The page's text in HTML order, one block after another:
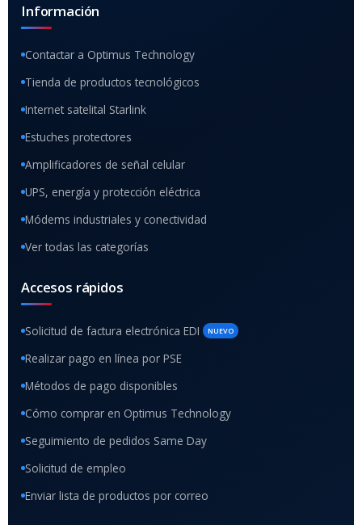
Información
Contactar a Optimus Technology
Tienda de productos tecnológicos
Internet satelital Starlink
Estuches protectores
Amplificadores de señal celular
UPS, energía y protección eléctrica
Módems industriales y conectividad
Ver todas las categorías
Accesos rápidos
Solicitud de factura electrónica EDI NUEVO
Realizar pago en línea por PSE
Métodos de pago disponibles
Cómo comprar en Optimus Technology
Seguimiento de pedidos Same Day
Solicitud de empleo
Enviar lista de productos por correo